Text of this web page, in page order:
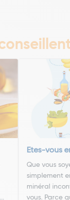
Etes-vous
Que vous
simplement
minéral
vous. Parce